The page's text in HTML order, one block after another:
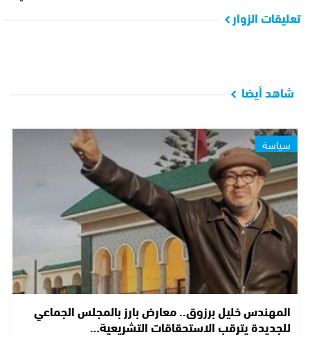
تعليقات الزوار
شاهد أيضا
سياسة
المهندس خليل برزوق.. معارض بارز بالمجلس الجماعي
للجديدة يترقب الاستحقاقات التشريعية…